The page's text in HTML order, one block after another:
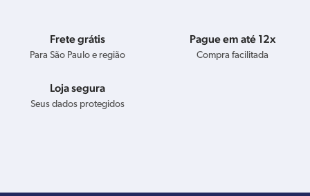
Frete grátis
Para São Paulo e região
Pague em até 12x
Compra facilitada
Loja segura
Seus dados protegidos